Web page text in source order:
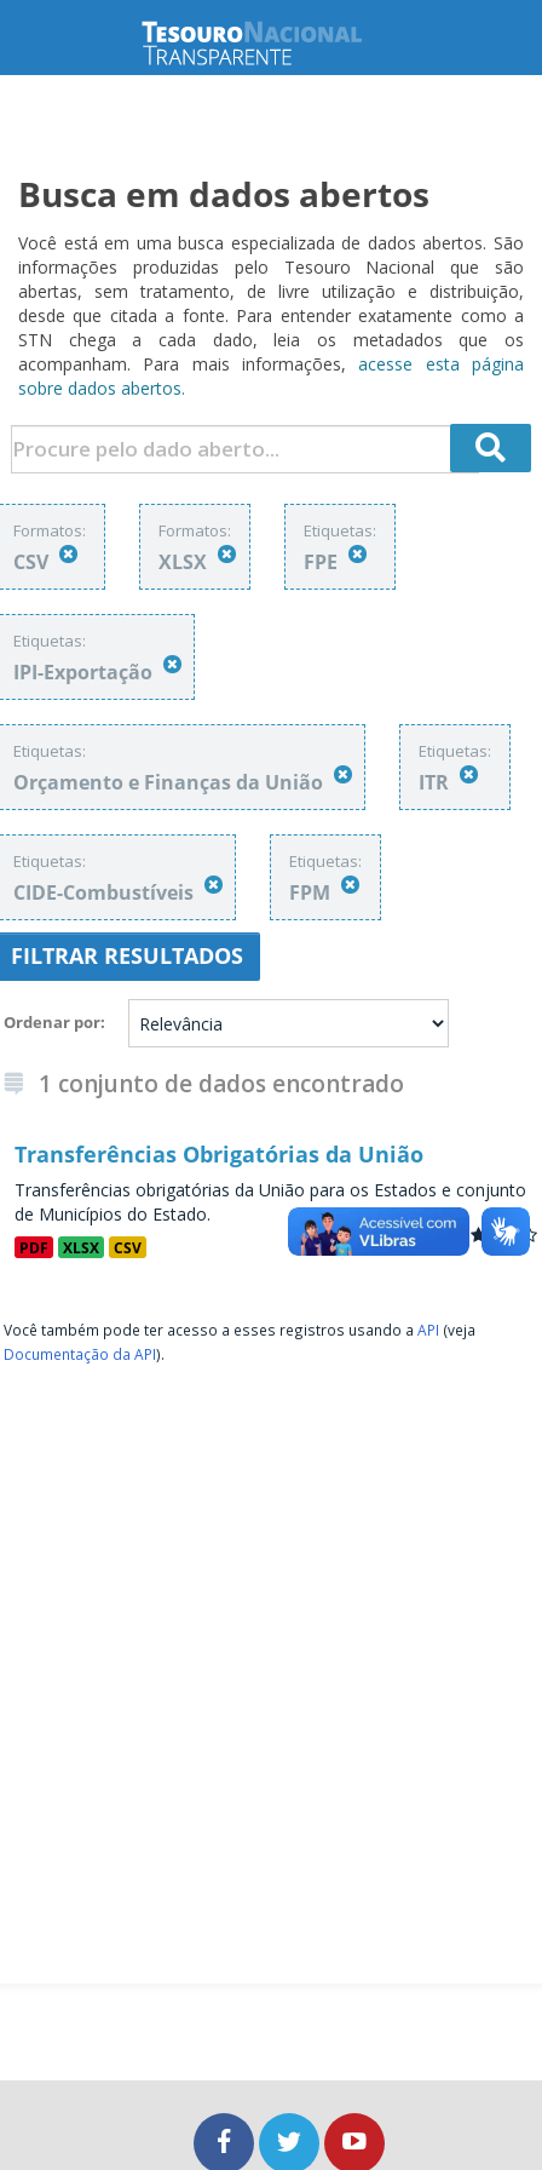
Busca em dados abertos
Você está em uma busca especializada de dados abertos. São
informações produzidas pelo Tesouro Nacional que são
abertas, sem tratamento, de livre utilização e distribuição,
desde que citada a fonte. Para entender exatamente como a
STN chega a cada dado, leia os metadados que os
acompanham. Para mais informações,acesse esta página
sobre dados abertos.
Formatos:
CSV
Formatos:
XLSX
Etiquetas:
FPE
Etiquetas:
IPI-Exportação
Etiquetas:
Orçamento e Finanças da União
Etiquetas:
ITR
Etiquetas:
CIDE-Combustíveis
Etiquetas:
FPM
FILTRAR RESULTADOS
Ordenar por
1 conjunto de dados encontrado
Transferências Obrigatórias da União
Transferências obrigatórias da União para os Estados e conjunto
de Municípios do Estado.
PDF XLSX CSV
Você também pode ter acesso a esses registros usando a API (veja
Documentação da API).